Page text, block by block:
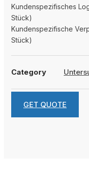
Kundenspezifisches
Stück)
Kundenspezifische
Stück)
Category
GET QUOTE